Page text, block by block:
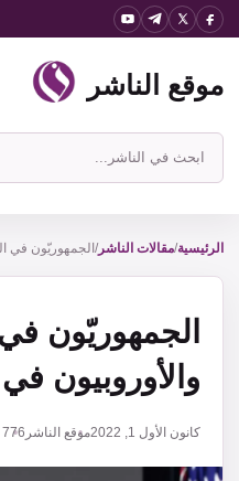
انتقل
المحتوى
موقع الناشر
ابحث
في
الناشر
الرئيسية/مقالات الناشر/ الجمهوريّون في
الجمهوريّون
والأوروبيون
كانون الأول 1, 2022 موقع الناشر 776